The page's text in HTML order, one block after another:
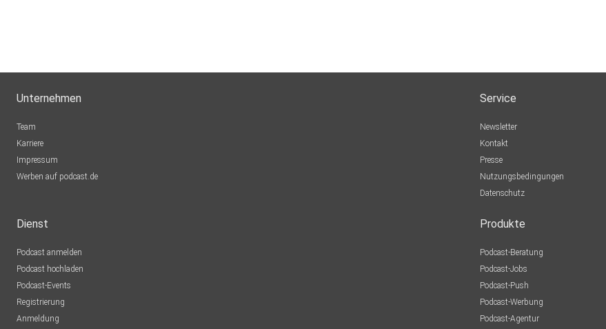
Unternehmen
Team
Karriere
Impressum
Werben auf podcast.de
Service
Newsletter
Kontakt
Presse
Nutzungsbedingungen
Datenschutz
Dienst
Podcast anmelden
Podcast hochladen
Podcast-Events
Registrierung
Anmeldung
Produkte
Podcast-Beratung
Podcast-Jobs
Podcast-Push
Podcast-Werbung
Podcast-Agentur